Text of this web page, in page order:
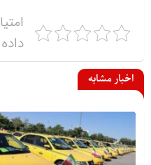
اخبار مشابه